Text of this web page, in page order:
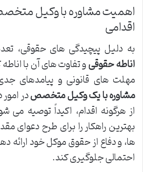
اهمیت مشاوره با وکیل
اقدامی
به دلیل پیچیدگی های حقوقی،
اناطه حقوقیو تفاوت های آن با
مهلت های قانونی و پیامدهای
مشاوره با یک وکیل متخصصدر
از هرگونه اقدام، اکیداً توصیه می
بهترین راهکار را برای طرح دعوای
ها، و دفاع از حقوق موکل خود ارائه
احتمالی جلوگیری کند.